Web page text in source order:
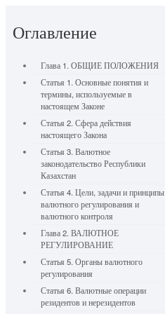
Оглавление
Глава 1. ОБЩИЕ ПОЛОЖЕНИЯ
Статья 1. Основные понятия и
термины, используемые в
настоящем Законе
Статья 2. Сфера действия
настоящего Закона
Статья 3. Валютное
законодательство Республики
Казахстан
Статья 4. Цели, задачи и принципы
валютного регулирования и
валютного контроля
Глава 2. ВАЛЮТНОЕ
РЕГУЛИРОВАНИЕ
Статья 5. Органы валютного
регулирования
Статья 6. Валютные операции
резидентов и нерезидентов